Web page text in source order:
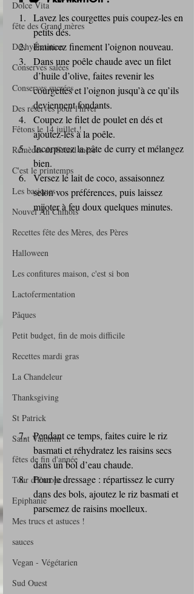
Dolce Vita
fête des Grand mères
Déshydratation
Conserves salées
Conserves sucrées
Des réserves pour l'hiver
Fêtons le 14 juillet !
Remèdes de Grand mère
C'est le printemps
Les basiques
Nouvel An Chinois
Recettes fête des Mères, des Pères
Halloween
Les confitures maison, c'est si bon
Lactofermentation
Pâques
Petit budget, fin de mois difficile
Recettes mardi gras
La Chandeleur
Thanksgiving
St Patrick
Saint Valentin
fêtes de fin d'année
Tour d'Europe
Epiphanie
Mes trucs et astuces !
sauces
Vegan - Végétarien
Sud Ouest
Lavez les courgettes puis coupez-les en
petits dés.
Émincez finement l’oignon nouveau.
Dans une poêle chaude avec un filet
d’huile d’olive, faites revenir les
courgettes et l’oignon jusqu’à ce qu’ils
deviennent fondants.
Coupez le filet de poulet en dés et
ajoutez-les à la poêle.
Incorporez la pâte de curry et mélangez
bien.
Versez le lait de coco, assaisonnez
selon vos préférences, puis laissez
mijoter à feu doux quelques minutes.
Pendant ce temps, faites cuire le riz
basmati et réhydratez les raisins secs
dans un bol d’eau chaude.
Pour le dressage : répartissez le curry
dans des bols, ajoutez le riz basmati et
parsemez de raisins moelleux.